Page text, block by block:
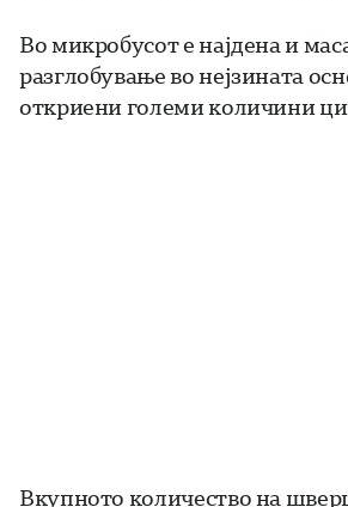
Во микробусот е најдена и
разглобување во нејзината
откриени големи количини
Вкупното количество на